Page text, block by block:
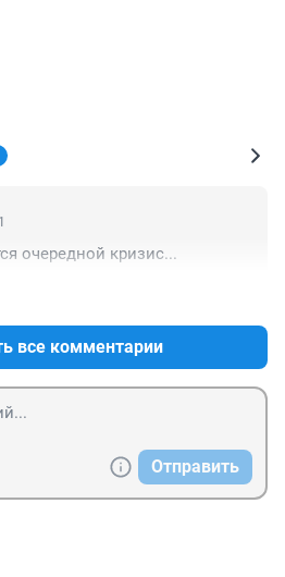
очередной кризис...
все комментарии
Отправить